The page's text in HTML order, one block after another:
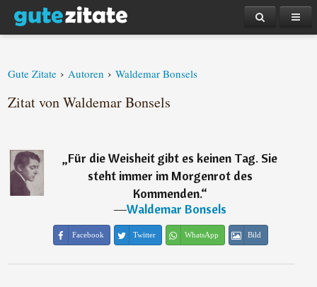
Gute Zitate › Autoren › Waldemar Bonsels
Zitat von Waldemar Bonsels
„Für die Weisheit gibt es keinen Tag. Sie
steht immer im Morgenrot des
Kommenden.“
―Waldemar Bonsels
Facebook Twitter WhatsApp Bild